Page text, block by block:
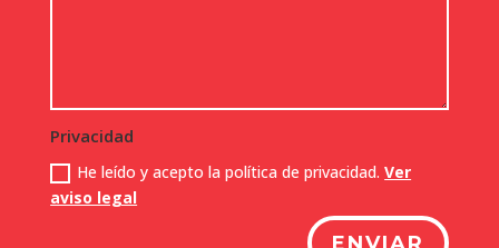
a los principales corredores logísticos
del área metropolitana de Barcelona.
Privacidad
He leído y acepto la política de privacidad.Ver
aviso legal